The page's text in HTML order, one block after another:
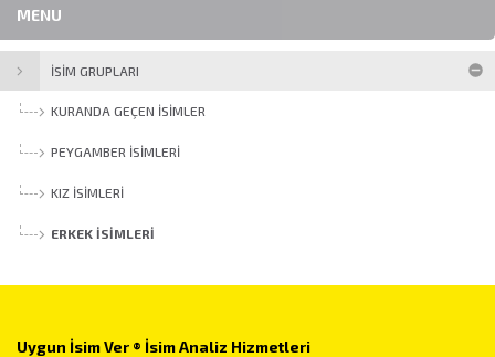
MENU
İSİM GRUPLARI
KURANDA GEÇEN İSIMLER
PEYGAMBER İSIMLERI
KIZ İSIMLERI
ERKEK İSIMLERI
Uygun İsim Ver ® İsim Analiz Hizmetleri